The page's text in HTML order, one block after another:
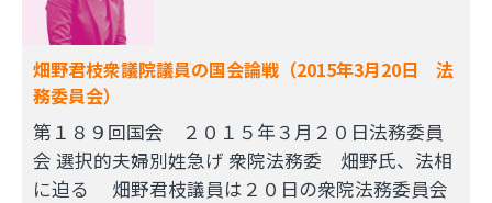
畑野君枝衆議院議員の国会論戦（2015年3月20日 法
務委員会）
第１８９回国会 ２０１５年３月２０日法務委員
会 選択的夫婦別姓急げ 衆院法務委 畑野氏、法相
に迫る 畑野君枝議員は２０日の衆院法務委員会